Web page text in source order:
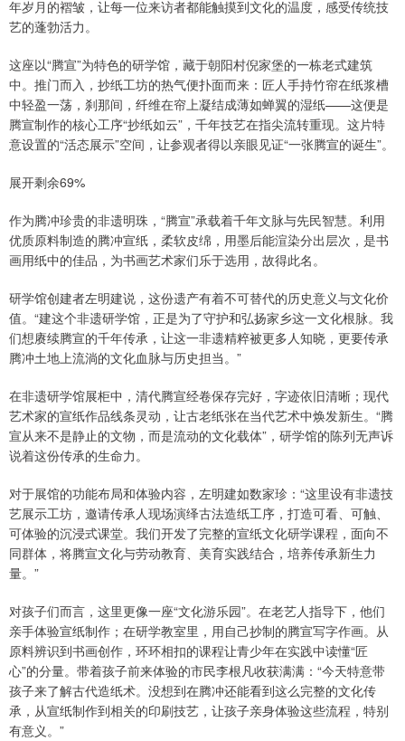
年岁月的褶皱，让每一位来访者都能触摸到文化的温度，感受传统技
艺的蓬勃活力。
这座以“腾宣”为特色的研学馆，藏于朝阳村倪家堡的一栋老式建筑
中。推门而入，抄纸工坊的热气便扑面而来：匠人手持竹帘在纸浆槽
中轻盈一荡，刹那间，纤维在帘上凝结成薄如蝉翼的湿纸——这便是
腾宣制作的核心工序“抄纸如云”，千年技艺在指尖流转重现。这片特
意设置的“活态展示”空间，让参观者得以亲眼见证“一张腾宣的诞生”。
展开剩余69%
作为腾冲珍贵的非遗明珠，“腾宣”承载着千年文脉与先民智慧。利用
优质原料制造的腾冲宣纸，柔软皮绵，用墨后能渲染分出层次，是书
画用纸中的佳品，为书画艺术家们乐于选用，故得此名。
研学馆创建者左明建说，这份遗产有着不可替代的历史意义与文化价
值。“建这个非遗研学馆，正是为了守护和弘扬家乡这一文化根脉。我
们想赓续腾宣的千年传承，让这一非遗精粹被更多人知晓，更要传承
腾冲土地上流淌的文化血脉与历史担当。”
在非遗研学馆展柜中，清代腾宣经卷保存完好，字迹依旧清晰；现代
艺术家的宣纸作品线条灵动，让古老纸张在当代艺术中焕发新生。“腾
宣从来不是静止的文物，而是流动的文化载体”，研学馆的陈列无声诉
说着这份传承的生命力。
对于展馆的功能布局和体验内容，左明建如数家珍：“这里设有非遗技
艺展示工坊，邀请传承人现场演绎古法造纸工序，打造可看、可触、
可体验的沉浸式课堂。我们开发了完整的宣纸文化研学课程，面向不
同群体，将腾宣文化与劳动教育、美育实践结合，培养传承新生力
量。”
对孩子们而言，这里更像一座“文化游乐园”。在老艺人指导下，他们
亲手体验宣纸制作；在研学教室里，用自己抄制的腾宣写字作画。从
原料辨识到书画创作，环环相扣的课程让青少年在实践中读懂“匠
心”的分量。带着孩子前来体验的市民李根凡收获满满：“今天特意带
孩子来了解古代造纸术。没想到在腾冲还能看到这么完整的文化传
承，从宣纸制作到相关的印刷技艺，让孩子亲身体验这些流程，特别
有意义。”